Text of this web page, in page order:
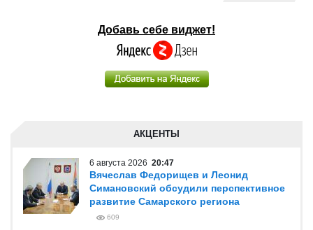
Добавь себе виджет!
АКЦЕНТЫ
6 августа 2026 20:47
Вячеслав Федорищев и Леонид
Симановский обсудили перспективное
развитие Самарского региона
609